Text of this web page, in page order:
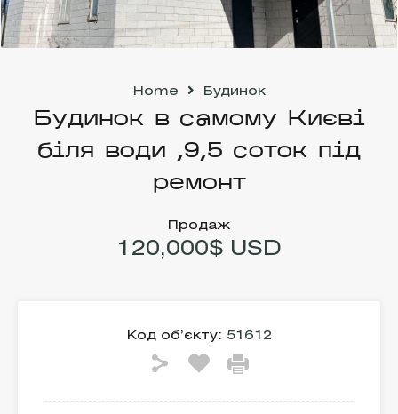
Home Будинок
Будинок в самому Києві
біля води ,9,5 соток під
ремонт
Продаж
120,000$ USD
Код об’єкту: 51612